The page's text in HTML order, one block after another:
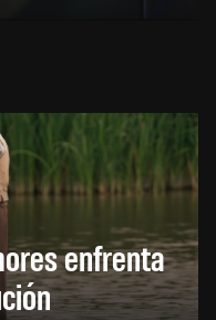
enfrenta